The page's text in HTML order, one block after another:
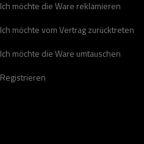
Ich möchte die Ware reklamieren
Ich möchte vom Vertrag zurücktreten
Ich möchte die Ware umtauschen
Registrieren